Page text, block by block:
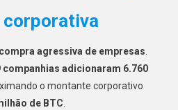
corporativa
compra agressiva de empresas.
companhias adicionaram 6.760
o montante corporativo
de BTC.